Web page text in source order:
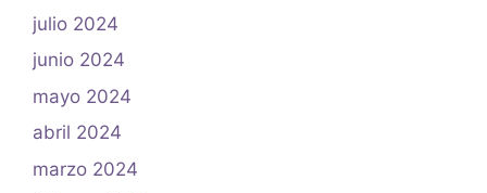
julio 2024
junio 2024
mayo 2024
abril 2024
marzo 2024